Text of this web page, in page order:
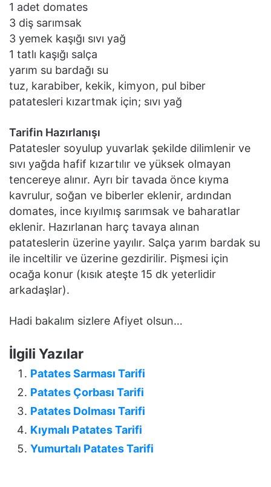
1 adet domates
3 diş sarımsak
3 yemek kaşığı sıvı yağ
1 tatlı kaşığı salça
yarım su bardağı su
tuz, karabiber, kekik, kimyon, pul biber
patatesleri kızartmak için; sıvı yağ
Tarifin Hazırlanışı
Patatesler soyulup yuvarlak şekilde dilimlenir ve
sıvı yağda hafif kızartılır ve yüksek olmayan
tencereye alınır. Ayrı bir tavada önce kıyma
kavrulur, soğan ve biberler eklenir, ardından
domates, ince kıyılmış sarımsak ve baharatlar
eklenir. Hazırlanan harç tavaya alınan
patateslerin üzerine yayılır. Salça yarım bardak su
ile inceltilir ve üzerine gezdirilir. Pişmesi için
ocağa konur (kısık ateşte 15 dk yeterlidir
arkadaşlar).
Hadi bakalım sizlere Afiyet olsun…
İlgili Yazılar
Patates Sarması Tarifi
Patates Çorbası Tarifi
Patates Dolması Tarifi
Kıymalı Patates Tarifi
Yumurtalı Patates Tarifi